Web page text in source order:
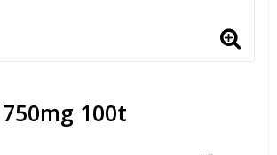
100t